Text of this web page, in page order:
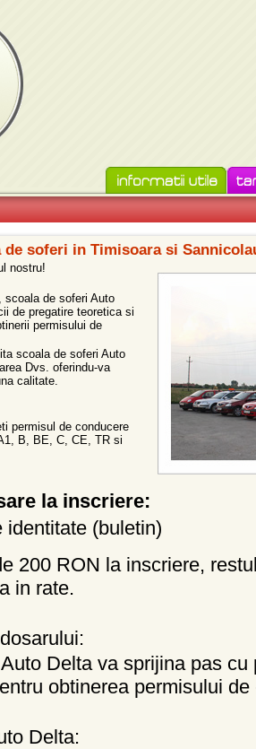
de soferi in Timisoara si
nostru!
scoala de soferi Auto
de pregatire teoretica si
permisului de
scoala de soferi Auto
Dvs. oferindu-va
calitate.
permisul de conducere
B, BE, C, CE, TR si
la inscriere:
identitate (buletin)
200 RON la inscriere,
in rate.
Delta va sprijina pas cu
obtinerea permisului de
Delta: